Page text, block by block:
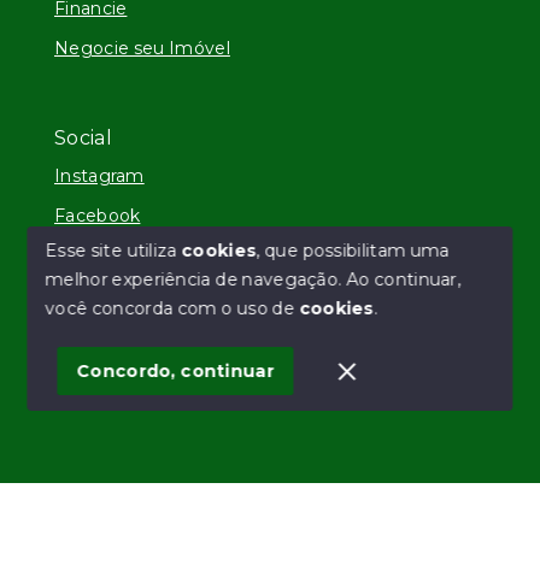
Financie
Negocie seu Imóvel
Social
Instagram
Facebook
© Copyright 2026 - VZ Imóveis - Todos os direitos
SITE PARA IMOBILIARIA
Esse site utiliza cookies, que possibilitam uma
melhor experiência de navegação.Ao continuar,
você concorda com o uso de cookies.
Concordo, continuar